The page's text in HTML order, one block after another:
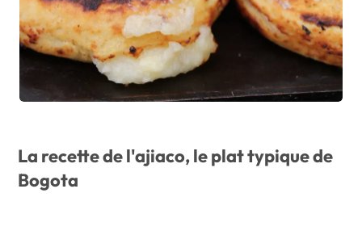
La recette de l'ajiaco, le plat typique de
Bogota